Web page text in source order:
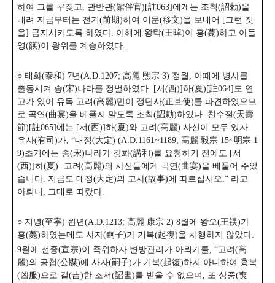
하여 그를 꾸짖고, 관반관(館伴官)[註063]에게는 조칙(詔勅)을
내려 지금부터는 전기(前期)하여 이문(移文)을 보내어 [그런 짓
을] 금지시키도록 하였다. 이해에 왕탁(王晫)이 훙(薨)하고 아들
영(韺)이 왕위를 계승하였다.
○ 태화(泰和) 7년(A.D.1207; 高麗 熙宗 3) 정월, 이때에 병사를
출동시켜 송(宋)나라를 정벌하였다. [서(西)]하(夏)[註064]도 연
고가 있어 유독 고려(高麗)만이 정단사(正旦使)를 파견하였으므
로 곡연(曲宴)을 베풀지 말도록 조칙(詔勅)하였다. 천수절(天壽
節)[註065]에는 [서(西)]하(夏)와 고려(高麗) 사신이 모두 있자
유사(有司)가, “대정(大定) (A.D.1161~1189; 高麗 毅宗 15~明宗 1
9)초기에는 송(宋)나라가 강화(講和)를 요청하기 전에도 [서
(西)]하(夏)· 고려(高麗)의 사신들에게 곡연(曲宴)을 베풀어 주었
습니다. 지금도 대정(大定)의 고사(故事)에 따르십시오.” 라고
아뢰니, 그대로 따랐다.
○ 지녕(至寧) 원년(A.D.1213; 高麗 康宗 2) 8월에 왕오(王祦)가
훙(薨)하였는데도 사자(嗣子)가 기복(起復)을 시행하지 않았다.
9월에 선종(宣宗)이 즉위하자 변방관리가 아뢰기를, “고려(高
麗)의 공첩(公牒)에 사자(嗣子)가 기복(起復)하지 아니하여 흉복
(凶服)으로 길(吉)한 조서(詔書)를 받을 수 없으며, 또 상중(喪